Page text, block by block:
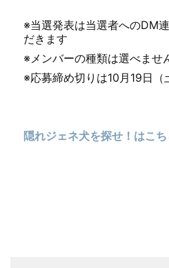
※当選発表は当選者へのDM
だきます
※メンバーの種類は選べませ
※応募締め切りは10月19日
隠れジェネ犬を探せ！はこち